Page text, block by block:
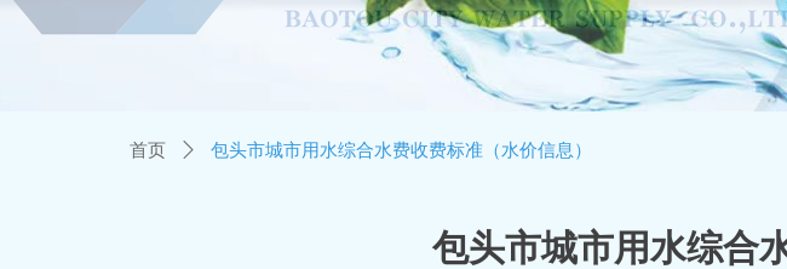
包头市城市用水综合
首页 ꄲ 包头市城市用水综合水费收费标准（水价信息）